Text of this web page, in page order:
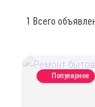
1 Всего
Популярное